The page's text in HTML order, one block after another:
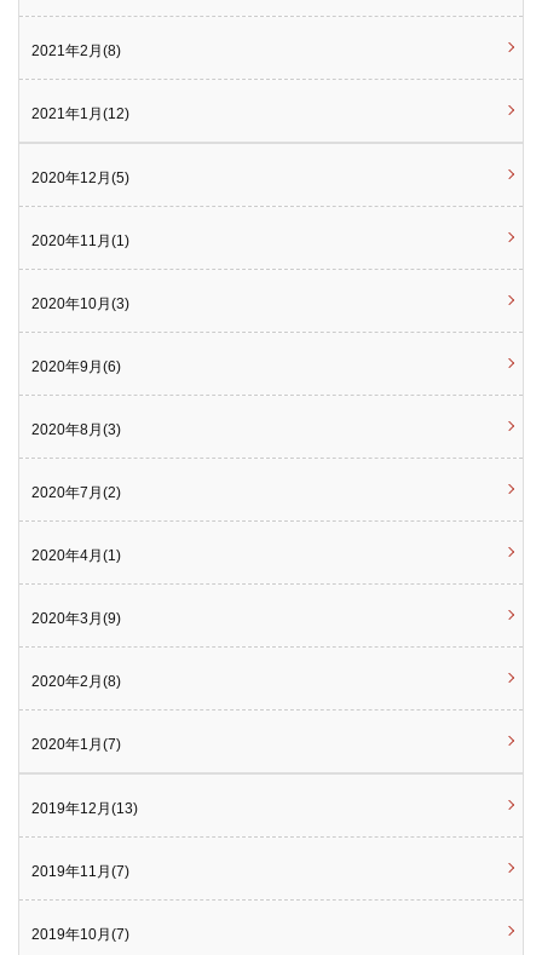
2021年2月(8)
2021年1月(12)
2020年12月(5)
2020年11月(1)
2020年10月(3)
2020年9月(6)
2020年8月(3)
2020年7月(2)
2020年4月(1)
2020年3月(9)
2020年2月(8)
2020年1月(7)
2019年12月(13)
2019年11月(7)
2019年10月(7)